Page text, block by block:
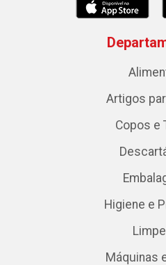
Artigos
Copos e
Higiene e
Máquinas